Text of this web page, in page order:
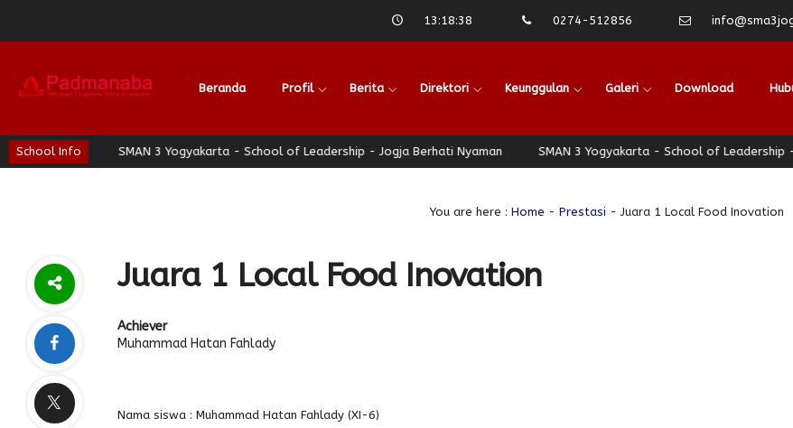
13 :18:38 0274-512856
Beranda Profil Berita Direktori Keunggulan Galeri Download
School Info
Nyaman SMAN 3 Yogyakarta - School of Leadership - Jogja Berhati Nyaman SMAN 3 Yogyakarta - School of Leadership -
You are here : Home - Prestasi - Juara 1 Local Food Inovation
Juara 1 Local Food Inovation
Achiever
Muhammad Hatan Fahlady
Nama siswa : Muhammad Hatan Fahlady (XI-6)